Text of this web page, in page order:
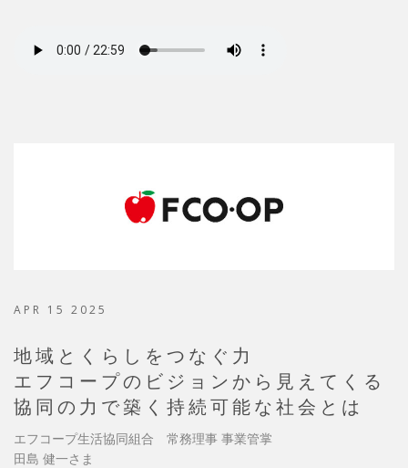
APR 15 2025
地域とくらしをつなぐ力
エフコープのビジョンから見えてくる
協同の力で築く持続可能な社会とは
エフコープ生活協同組合 常務理事 事業管掌
田島 健一さま